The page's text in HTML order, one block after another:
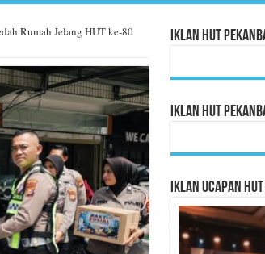
Rumah Jelang HUT ke-80
Iklan HUT
Iklan HUT
Iklan Ucapan